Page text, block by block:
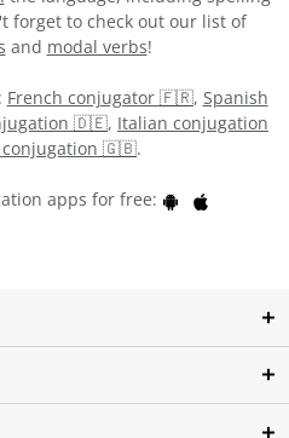
forget to check out our list of
and modal verbs!
French conjugator 🇫🇷, Spanish
🇩🇪, Italian conjugation
conjugation 🇬🇧.
apps for free: